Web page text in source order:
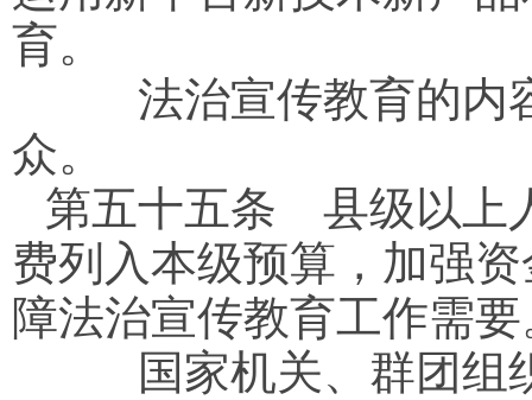
育。
法治宣传教育的内
众。
第五十五条 县级以上
费列入本级预算，加强
障法治宣传教育工作需要
国家机关、群团组